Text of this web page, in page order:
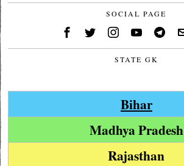
SOCIAL PAGE
STATE GK
Bihar
Madhya Pradesh
Rajasthan